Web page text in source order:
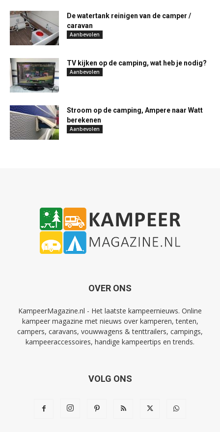
De watertank reinigen van de camper /
caravan
Aanbevolen
TV kijken op de camping, wat heb je nodig?
Aanbevolen
Stroom op de camping, Ampere naar Watt
berekenen
Aanbevolen
OVER ONS
KampeerMagazine.nl - Het laatste kampeernieuws. Online
kampeer magazine met nieuws over kamperen, tenten,
campers, caravans, vouwwagens & tenttrailers, campings,
kampeeraccessoires, handige kampeertips en trends.
VOLG ONS